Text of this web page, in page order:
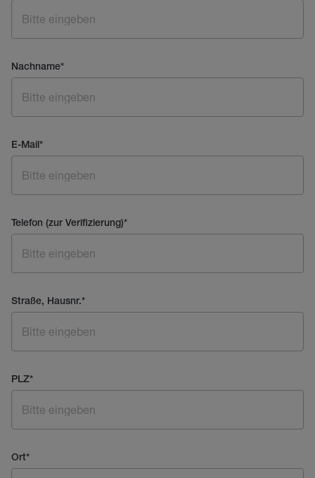
Nachname*
E-Mail*
Telefon (zur Verifizierung)*
Straße, Hausnr.*
PLZ*
Ort*